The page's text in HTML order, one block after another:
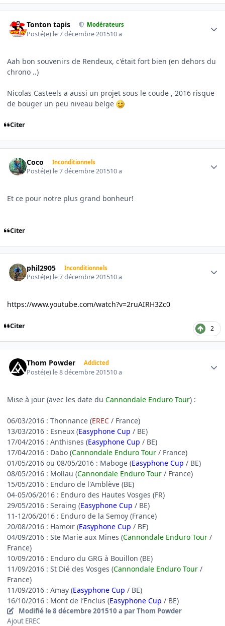
Tonton tapis Modérateurs
Posté(e) le 7 décembre 201510 a
Aah bon souvenirs de Rendeux, c'était fort bien (en dehors du
chrono ..)
Nicolas Casteels a aussi un projet sous le coude , 2016 risque
de bouger un peu niveau belge
Citer
Coco Inconditionnels
Posté(e) le 7 décembre 201510 a
Et ce pour notre plus grand bonheur!
Citer
phil2905 Inconditionnels
Posté(e) le 7 décembre 201510 a
https://www.youtube.com/watch?v=2ruAIRH3Zc0
Citer 2
Thom Powder Addicted
Posté(e) le 8 décembre 201510 a
Mise à jour (avec les date du Cannondale Enduro Tour) :
06/03/2016 : Thonnance (EREC / France)
13/03/2016 : Esneux (Easyphone Cup / BE)
17/04/2016 : Anthisnes (Easyphone Cup / BE)
17/04/2016 : Dabo (Cannondale Enduro Tour / France)
01/05/2016 ou 08/05/2016 : Maboge (Easyphone Cup / BE)
08/05/2016 : Mollau (Cannondale Enduro Tour / France)
15/05/2016 : Enduro de l'Amblève (BE)
04-05/06/2016 : Enduro des Hautes Vosges (FR)
29/05/2016 : Seraing (Easyphone Cup / BE)
11-12/06/2016 : Enduro de la Semoy (France)
20/08/2016 : Hamoir (Easyphone Cup / BE)
04/09/2016 : Ste Marie aux Mines (Cannondale Enduro Tour /
France)
10/09/2016 : Enduro du GRG à Bouillon (BE)
11/09/2016 : St Dié des Vosges (Cannondale Enduro Tour /
France)
11/09/2016 : Amay (Easyphone Cup / BE)
16/10/2016 : Mont de l’Enclus (Easyphone Cup / BE)
Modifié le 8 décembre 201510 a par Thom Powder
Ajout EREC